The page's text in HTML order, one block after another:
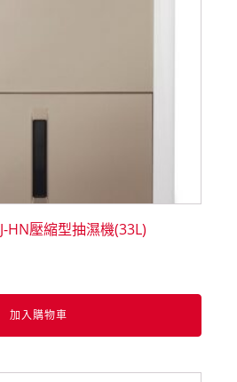
HN壓縮型抽濕機(33L)
加入購物車